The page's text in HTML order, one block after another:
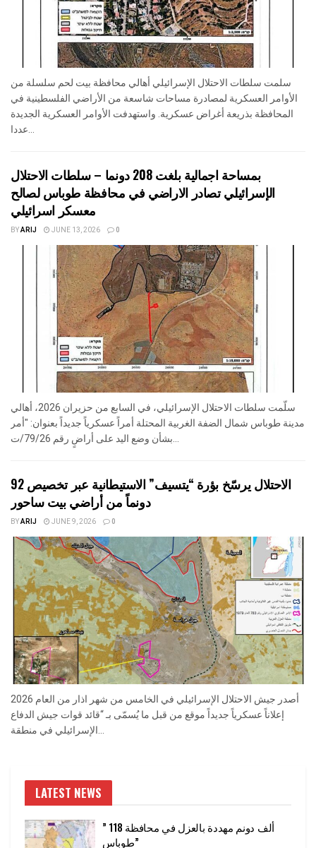
سلمت سلطات الاحتلال الإسرائيلي أهالي محافظة بيت لحم سلسلة من
الأوامر العسكرية لمصادرة مساحات شاسعة من الأراضي الفلسطينية في
المحافظة بذريعة أغراض عسكرية. واستهدفت الأوامر العسكرية الجديدة
عددا...
بمساحة اجمالية بلغت 208 دونما – سلطات الاحتلال
الإسرائيلي تصادر الاراضي في محافظة طوباس لصالح
معسكر اسرائيلي
BYARIJ JUNE 13, 2026 0
سلّمت سلطات الاحتلال الإسرائيلي، في السابع من حزيران 2026، أهالي
مدينة طوباس شمال الضفة الغربية المحتلة أمراً عسكرياً جديداً بعنوان: "أمر
بشأن وضع اليد على أراضٍ رقم 79/26/ت...
الاحتلال يرسّخ بؤرة “يتسيف” الاستيطانية عبر تخصيص 92
دونماً من أراضي بيت ساحور
BYARIJ JUNE 9, 2026 0
أصدر جيش الاحتلال الإسرائيلي في الخامس من شهر اذار من العام 2026
إعلاناً عسكرياً جديداً موقع من قبل ما يُسمّى بـ “قائد قوات جيش الدفاع
الإسرائيلي في منطقة...
LATEST NEWS
” 118 ألف دونم مهددة بالعزل في محافظة
طوباس”